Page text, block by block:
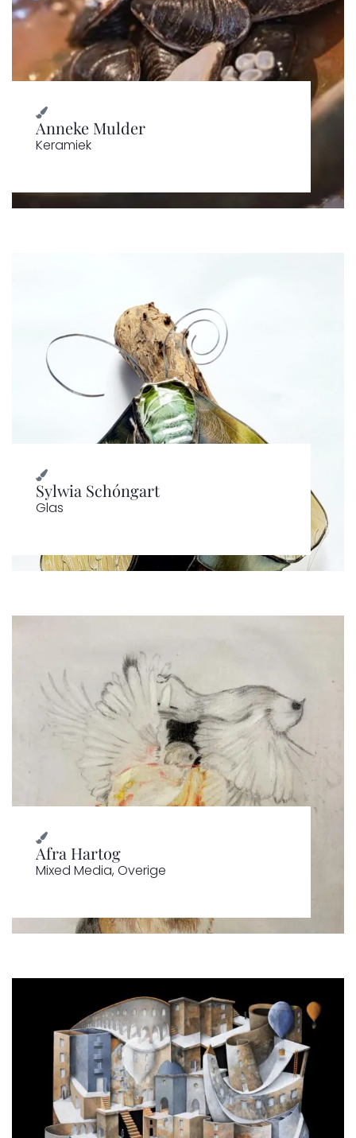
Anneke Mulder
Keramiek
Sylwia Schóngart
Glas
Afra Hartog
Mixed Media, Overige